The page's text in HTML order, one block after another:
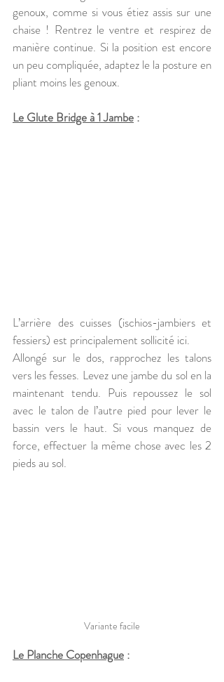
genoux, comme si vous étiez assis sur une
chaise ! Rentrez le ventre et respirez de
manière continue. Si la position est encore
un peu compliquée, adaptez le la posture en
pliant moins les genoux.
Le Glute Bridge à 1 Jambe :
L’arrière des cuisses (ischios-jambiers et
fessiers) est principalement sollicité ici.
Allongé sur le dos, rapprochez les talons
vers les fesses. Levez une jambe du sol en la
maintenant tendu. Puis repoussez le sol
avec le talon de l’autre pied pour lever le
bassin vers le haut. Si vous manquez de
force, effectuer la même chose avec les 2
pieds au sol.
Variante facile
Le Planche Copenhague :